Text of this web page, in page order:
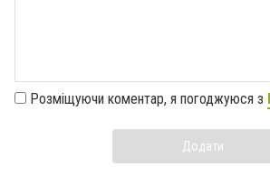
Розміщуючи коментар, я погоджуюся з
Додати